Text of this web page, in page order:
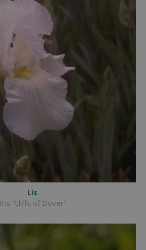
Lis
Iris 'Cliffs of Dover'